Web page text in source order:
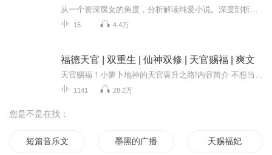
15 4.4万
福德天官 | 双重生 | 仙神双修 | 天官赐福 | 爽文
1141 28.2万
您是不是在找：
短篇音乐文献广播剧 墨黑的广播 天赐福妃